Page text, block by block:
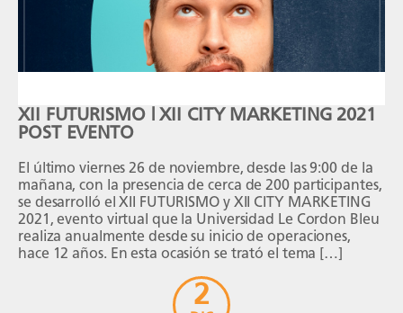
2
XII FUTURISMO | XII CITY MARKETING 2021
POST EVENTO
El último viernes 26 de noviembre, desde las 9:00 de la
mañana, con la presencia de cerca de 200 participantes,
se desarrolló el XII FUTURISMO y XII CITY MARKETING
2021, evento virtual que la Universidad Le Cordon Bleu
realiza anualmente desde su inicio de operaciones,
hace 12 años. En esta ocasión se trató el tema […]